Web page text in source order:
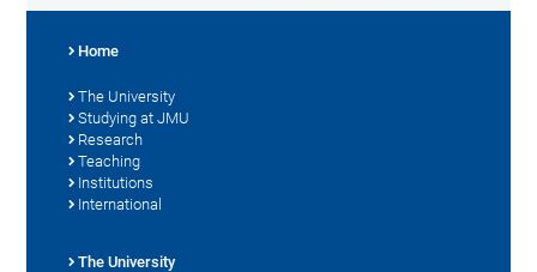
Home
The University
Studying at JMU
Research
Teaching
Institutions
International
The University